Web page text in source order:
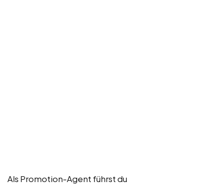
Als Promotion-Agent führst du